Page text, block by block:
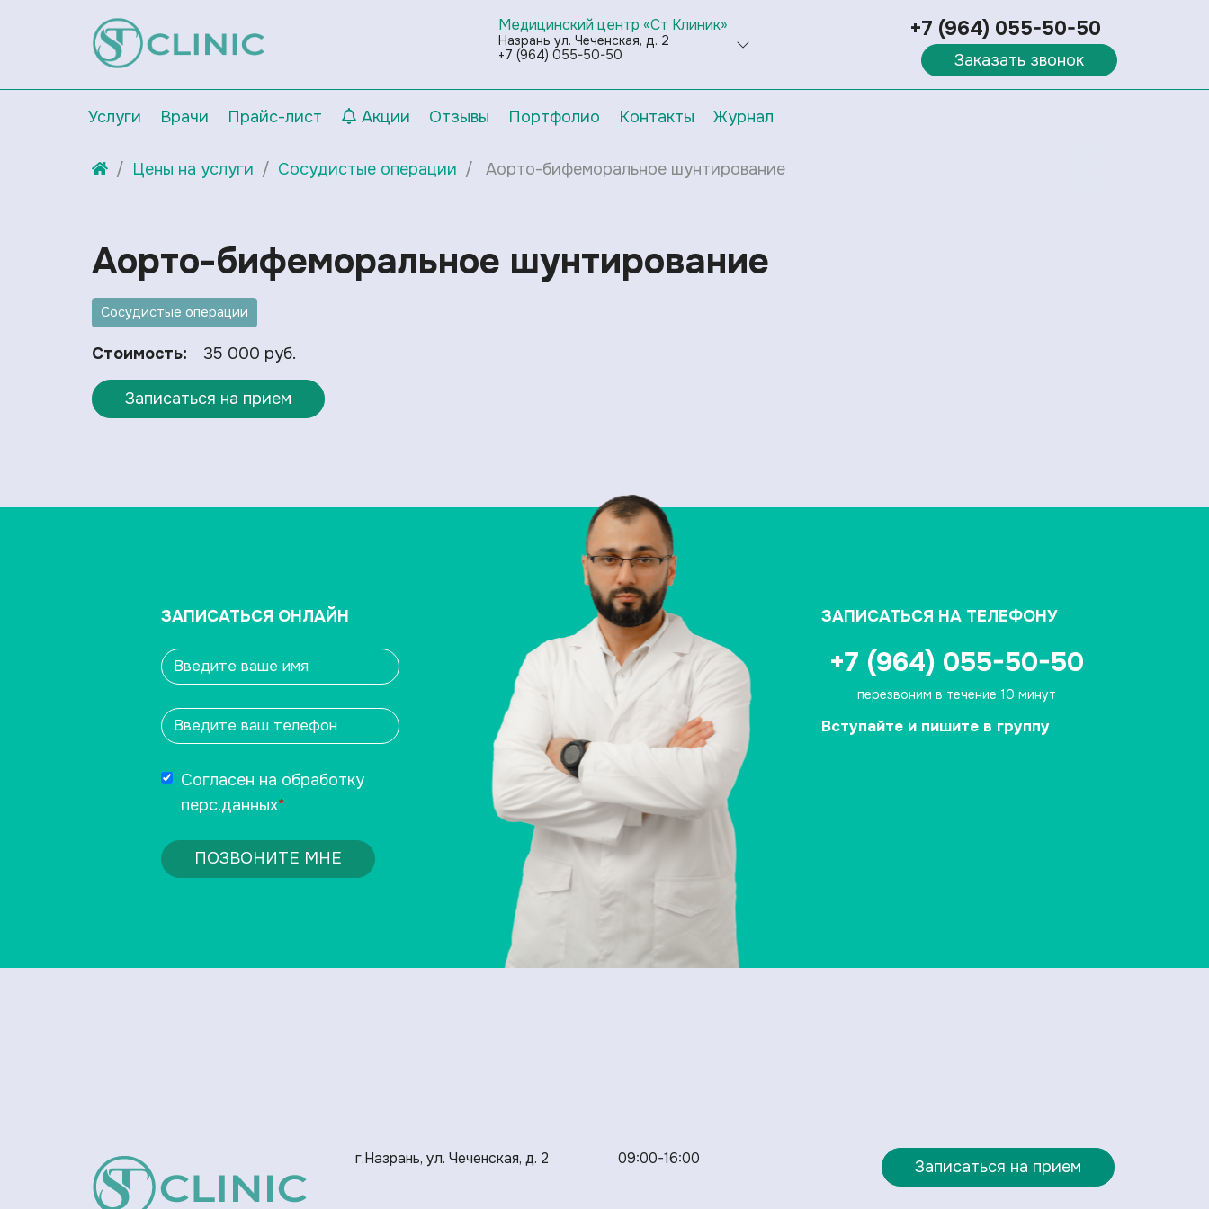
Медицинский центр «Ст Клиник»
Назрань ул. Чеченская, д. 2
+7 (964) 055-50-50
+7 (964) 055-50-50
Заказать звонок
Услуги Врачи Прайс-лист Акции Отзывы Портфолио Контакты Журнал
Цены на услуги Сосудистые операции Аорто-бифеморальное шунтирование
Аорто-бифеморальное шунтирование
Сосудистые операции
Стоимость: 35 000 руб.
Записаться на прием
ЗАПИСАТЬСЯ ОНЛАЙН
Согласен на обработку
перс.данных*
ПОЗВОНИТЕ МНЕ
ЗАПИСАТЬСЯ НА ТЕЛЕФОНУ
+7 (964) 055-50-50
перезвоним в течение 10 минут
Вступайте и пишите в группу
г.Назрань, ул. Чеченская, д. 2 09:00-16:00 Записаться на прием